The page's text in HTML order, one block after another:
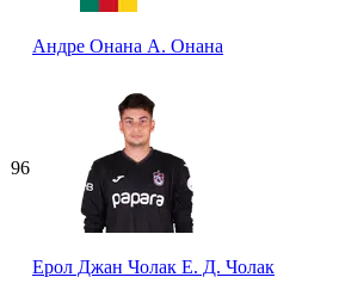
Андре Онана А. Онана
96
Ерол Джан Чолак Е. Д. Чолак